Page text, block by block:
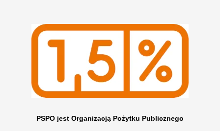
PSPO jest Organizacją Pożytku Publicznego